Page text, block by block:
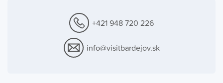
+421 948 720 226
info@visitbardejov.sk